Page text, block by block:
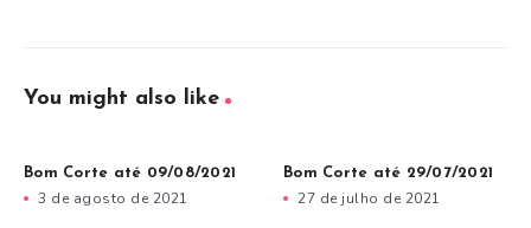
You might also like
Bom Corte até 09/08/2021
3 de agosto de 2021
Bom Corte até 29/07/2021
27 de julho de 2021